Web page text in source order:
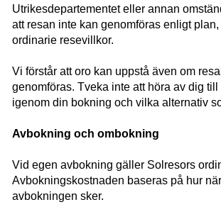
Utrikesdepartementet eller annan
att resan inte kan genomföras enligt
ordinarie resevillkor.
Vi förstår att oro kan uppstå även om
genomföras. Tveka inte att höra av dig till
igenom din bokning och vilka alternativ
Avbokning och ombokning
Vid egen avbokning gäller Solresors
Avbokningskostnaden baseras på hur
avbokningen sker.